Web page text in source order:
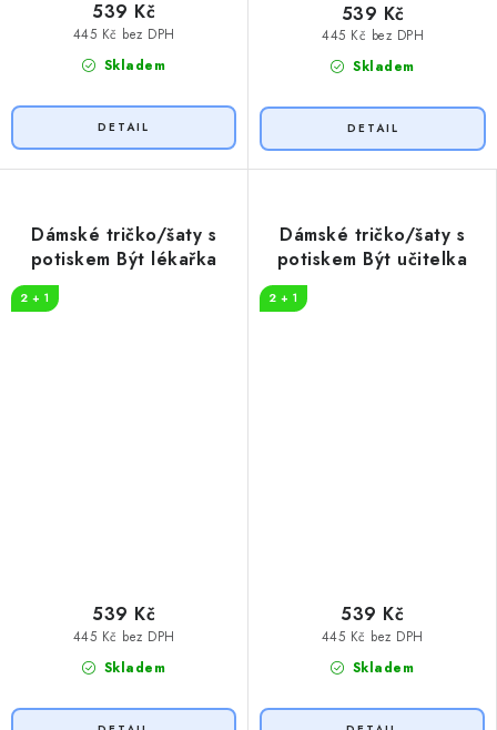
Skladem
445 Kč bez DPH
539 Kč
Skladem
445 Kč bez DPH
539 Kč
Dámské tričko/šaty s
potiskem Být lékařka
2 + 1
Skladem
445 Kč bez DPH
539 Kč
Dámské tričko/šaty s
potiskem Být učitelka
2 + 1
Skladem
445 Kč bez DPH
539 Kč